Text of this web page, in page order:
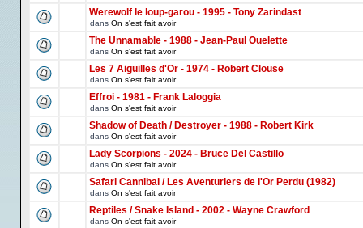
Werewolf le loup-garou - 1995 - Tony Zarindast
dans On s'est fait avoir
The Unnamable - 1988 - Jean-Paul Ouelette
dans On s'est fait avoir
Les 7 Aiguilles d'Or - 1974 - Robert Clouse
dans On s'est fait avoir
Effroi - 1981 - Frank Laloggia
dans On s'est fait avoir
Shadow of Death / Destroyer - 1988 - Robert Kirk
dans On s'est fait avoir
Lady Scorpions - 2024 - Bruce Del Castillo
dans On s'est fait avoir
Safari Cannibal / Les Aventuriers de l'Or Perdu (1982)
dans On s'est fait avoir
Reptiles / Snake Island - 2002 - Wayne Crawford
dans On s'est fait avoir